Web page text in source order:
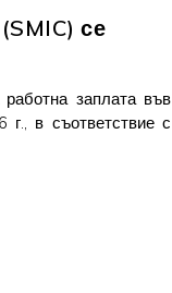
се
заплата във
в съответствие с